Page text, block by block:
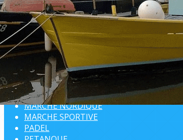
AQUABIKE / AQUAGYM
AUTO-DEFENSE SENIOR
BADMINTON
BOWLING
CHANT
DANSE
GOLF
MARCHE AQUATIQUE COTIERE
MARCHE DOUCE
MARCHE NORDIQUE
MARCHE SPORTIVE
PADEL